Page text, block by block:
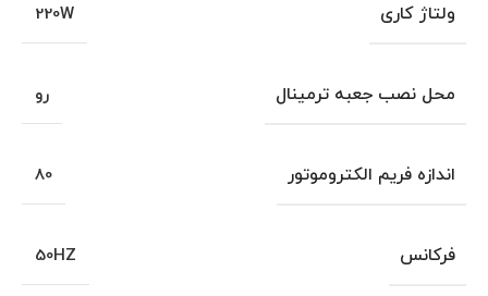
ولتاژ کاری 220W
محل نصب جعبه ترمینال رو
اندازه فریم الکتروموتور 80
فرکانس 50HZ